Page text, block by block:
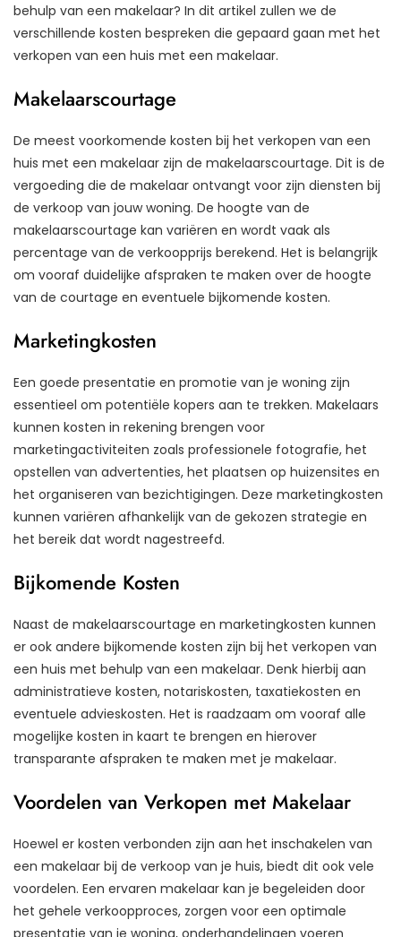
behulp van een makelaar? In dit artikel zullen we de
verschillende kosten bespreken die gepaard gaan met het
verkopen van een huis met een makelaar.
Makelaarscourtage
De meest voorkomende kosten bij het verkopen van een
huis met een makelaar zijn de makelaarscourtage. Dit is de
vergoeding die de makelaar ontvangt voor zijn diensten bij
de verkoop van jouw woning. De hoogte van de
makelaarscourtage kan variëren en wordt vaak als
percentage van de verkoopprijs berekend. Het is belangrijk
om vooraf duidelijke afspraken te maken over de hoogte
van de courtage en eventuele bijkomende kosten.
Marketingkosten
Een goede presentatie en promotie van je woning zijn
essentieel om potentiële kopers aan te trekken. Makelaars
kunnen kosten in rekening brengen voor
marketingactiviteiten zoals professionele fotografie, het
opstellen van advertenties, het plaatsen op huizensites en
het organiseren van bezichtigingen. Deze marketingkosten
kunnen variëren afhankelijk van de gekozen strategie en
het bereik dat wordt nagestreefd.
Bijkomende Kosten
Naast de makelaarscourtage en marketingkosten kunnen
er ook andere bijkomende kosten zijn bij het verkopen van
een huis met behulp van een makelaar. Denk hierbij aan
administratieve kosten, notariskosten, taxatiekosten en
eventuele advieskosten. Het is raadzaam om vooraf alle
mogelijke kosten in kaart te brengen en hierover
transparante afspraken te maken met je makelaar.
Voordelen van Verkopen met Makelaar
Hoewel er kosten verbonden zijn aan het inschakelen van
een makelaar bij de verkoop van je huis, biedt dit ook vele
voordelen. Een ervaren makelaar kan je begeleiden door
het gehele verkoopproces, zorgen voor een optimale
presentatie van je woning, onderhandelingen voeren